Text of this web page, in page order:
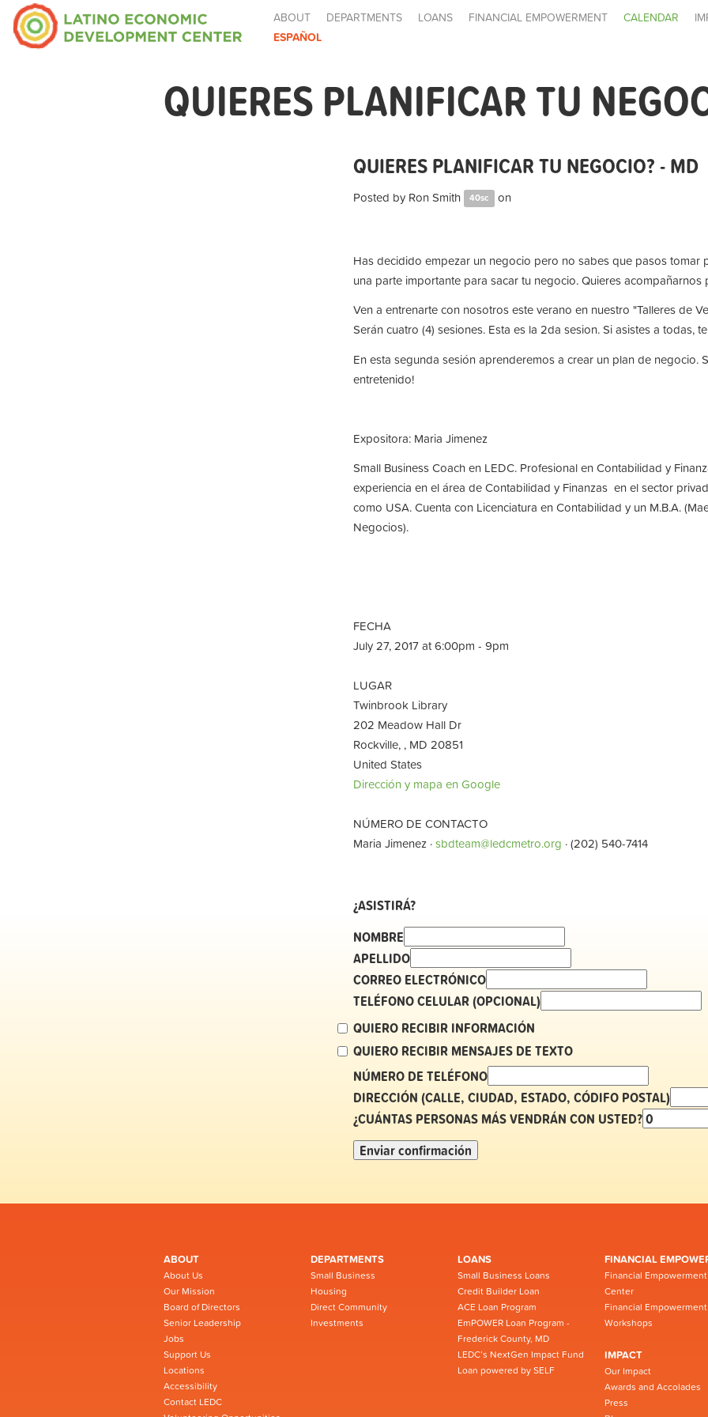
ABOUT DEPARTMENTS LOANS FINANCIAL EMPOWERMENT CALENDAR
ESPAÑOL
QUIERES PLANIFICAR TU
QUIERES PLANIFICAR TU NEGOCIO? - MD
Posted by Ron Smith 40sc on
Has decidido empezar un negocio pero no sabes que pasos tomar
una parte importante para sacar tu negocio. Quieres acompañarnos
Ven a entrenarte con nosotros este verano en nuestro "Talleres de
Serán cuatro (4) sesiones. Esta es la 2da sesion. Si asistes a todas,
En esta segunda sesión aprenderemos a crear un plan de negocio.
entretenido!
Expositora: Maria Jimenez
Small Business Coach en LEDC. Profesional en Contabilidad y
experiencia en el área de Contabilidad y Finanzas en el sector
como USA. Cuenta con Licenciatura en Contabilidad y un M.B.A.
Negocios).
FECHA
July 27, 2017 at 6:00pm - 9pm
LUGAR
Twinbrook Library
202 Meadow Hall Dr
Rockville, , MD 20851
United States
Dirección y mapa en Google
NÚMERO DE CONTACTO
Maria Jimenez ·sbdteam@ledcmetro.org · (202) 540-7414
¿ASISTIRÁ?
NOMBRE
APELLIDO
CORREO ELECTRÓNICO
TELÉFONO CELULAR (OPCIONAL)
QUIERO RECIBIR INFORMACIÓN
QUIERO RECIBIR MENSAJES DE TEXTO
NÚMERO DE TELÉFONO
DIRECCIÓN (CALLE, CIUDAD, ESTADO, CÓDIFO POSTAL)
¿CUÁNTAS PERSONAS MÁS VENDRÁN CON USTED?
ABOUT
About Us
Our Mission
Board of Directors
Senior Leadership
Jobs
Support Us
Locations
Accessibility
Contact LEDC
DEPARTMENTS
Small Business
Housing
Direct Community
Investments
LOANS
Small Business Loans
Credit Builder Loan
ACE Loan Program
EmPOWER Loan Program -
Frederick County, MD
LEDC’s NextGen Impact Fund
Loan powered by SELF
FINANCIAL
Financial Empowerment
Center
Financial Empowerment
Workshops
IMPACT
Our Impact
Awards and Accolades
Press